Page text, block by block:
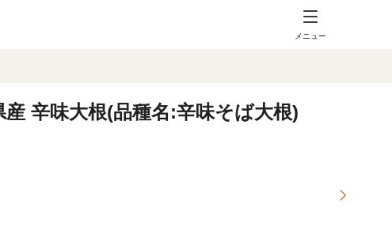
メニュー
辛味大根(品種名:辛味そば大根)